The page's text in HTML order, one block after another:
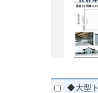
◆大型